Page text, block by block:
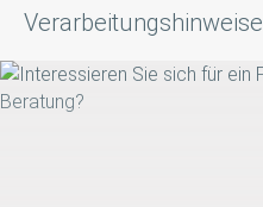
Verarbeitungshinweise